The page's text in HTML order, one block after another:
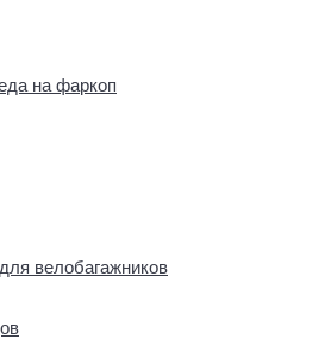
на фаркоп
велобагажников